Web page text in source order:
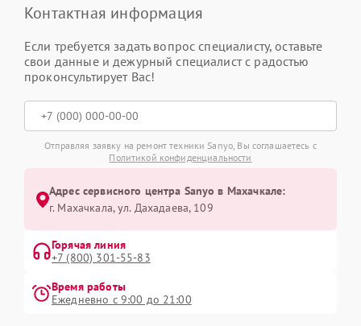
Контактная информация
Если требуется задать вопрос специалисту, оставьте
свои данные и дежурный специалист с радостью
проконсультирует Вас!
Отправляя заявку на ремонт техники Sanyo, Вы соглашаетесь с
Политикой конфиденциальности
Адрес сервисного центра Sanyo в Махачкале:
г. Махачкала, ул. Дахадаева, 109
Горячая линия
+7 (800) 301-55-83
Время работы
Ежедневно с 9:00 до 21:00